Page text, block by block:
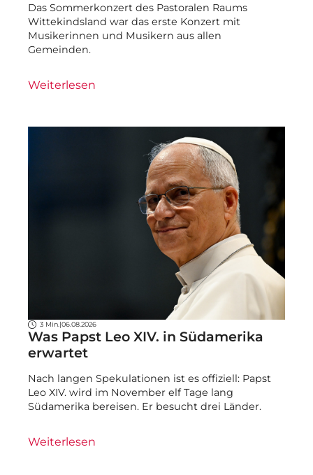
Das Sommerkonzert des Pastoralen Raums
Wittekindsland war das erste Konzert mit
Musikerinnen und Musikern aus allen
Gemeinden.
Weiterlesen
3 Min.|06.08.2026
Was Papst Leo XIV. in Südamerika
erwartet
Nach langen Spekulationen ist es offiziell: Papst
Leo XIV. wird im November elf Tage lang
Südamerika bereisen. Er besucht drei Länder.
Weiterlesen